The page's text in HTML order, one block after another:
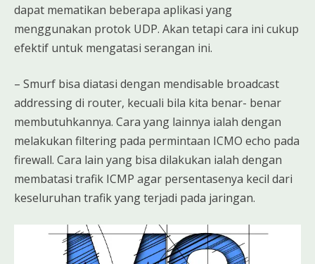
dapat mematikan beberapa aplikasi yang
menggunakan protok UDP. Akan tetapi cara ini cukup
efektif untuk mengatasi serangan ini.
– Smurf bisa diatasi dengan mendisable broadcast
addressing di router, kecuali bila kita benar- benar
membutuhkannya. Cara yang lainnya ialah dengan
melakukan filtering pada permintaan ICMO echo pada
firewall. Cara lain yang bisa dilakukan ialah dengan
membatasi trafik ICMP agar persentasenya kecil dari
keseluruhan trafik yang terjadi pada jaringan.